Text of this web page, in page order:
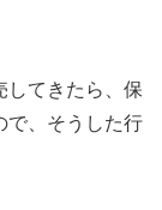
してきたら、保
で、そうした行